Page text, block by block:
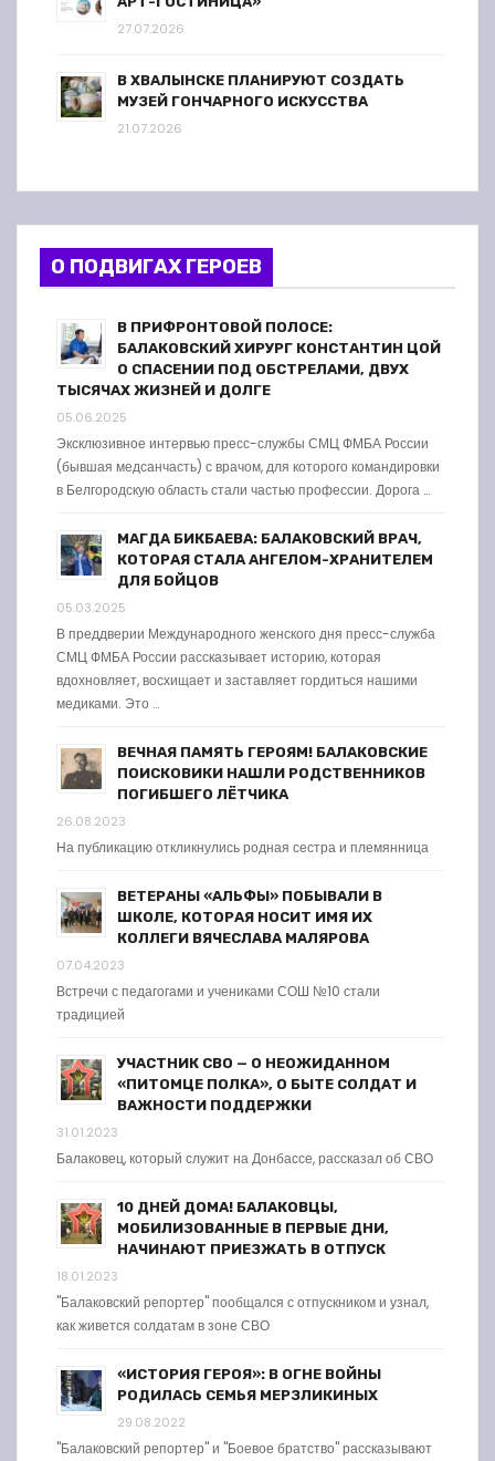
27.07.2026
В ХВАЛЫНСКЕ ПЛАНИРУЮТ СОЗДАТЬ
МУЗЕЙ ГОНЧАРНОГО ИСКУССТВА
21.07.2026
О ПОДВИГАХ ГЕРОЕВ
В ПРИФРОНТОВОЙ ПОЛОСЕ:
БАЛАКОВСКИЙ ХИРУРГ КОНСТАНТИН ЦОЙ
О СПАСЕНИИ ПОД ОБСТРЕЛАМИ, ДВУХ
ТЫСЯЧАХ ЖИЗНЕЙ И ДОЛГЕ
05.06.2025
Эксклюзивное интервью пресс-службы СМЦ ФМБА России
(бывшая медсанчасть) с врачом, для которого командировки
в Белгородскую область стали частью профессии. Дорога …
МАГДА БИКБАЕВА: БАЛАКОВСКИЙ ВРАЧ,
КОТОРАЯ СТАЛА АНГЕЛОМ-ХРАНИТЕЛЕМ
ДЛЯ БОЙЦОВ
05.03.2025
В преддверии Международного женского дня пресс-служба
СМЦ ФМБА России рассказывает историю, которая
вдохновляет, восхищает и заставляет гордиться нашими
медиками. Это …
ВЕЧНАЯ ПАМЯТЬ ГЕРОЯМ! БАЛАКОВСКИЕ
ПОИСКОВИКИ НАШЛИ РОДСТВЕННИКОВ
ПОГИБШЕГО ЛЁТЧИКА
26.08.2023
На публикацию откликнулись родная сестра и племянница
ВЕТЕРАНЫ «АЛЬФЫ» ПОБЫВАЛИ В
ШКОЛЕ, КОТОРАЯ НОСИТ ИМЯ ИХ
КОЛЛЕГИ ВЯЧЕСЛАВА МАЛЯРОВА
07.04.2023
Встречи с педагогами и учениками СОШ №10 стали
традицией
УЧАСТНИК СВО — О НЕОЖИДАННОМ
«ПИТОМЦЕ ПОЛКА», О БЫТЕ СОЛДАТ И
ВАЖНОСТИ ПОДДЕРЖКИ
31.01.2023
Балаковец, который служит на Донбассе, рассказал об СВО
10 ДНЕЙ ДОМА! БАЛАКОВЦЫ,
МОБИЛИЗОВАННЫЕ В ПЕРВЫЕ ДНИ,
НАЧИНАЮТ ПРИЕЗЖАТЬ В ОТПУСК
18.01.2023
"Балаковский репортер" пообщался с отпускником и узнал,
как живется солдатам в зоне СВО
«ИСТОРИЯ ГЕРОЯ»: В ОГНЕ ВОЙНЫ
РОДИЛАСЬ СЕМЬЯ МЕРЗЛИКИНЫХ
29.08.2022
"Балаковский репортер" и "Боевое братство" рассказывают